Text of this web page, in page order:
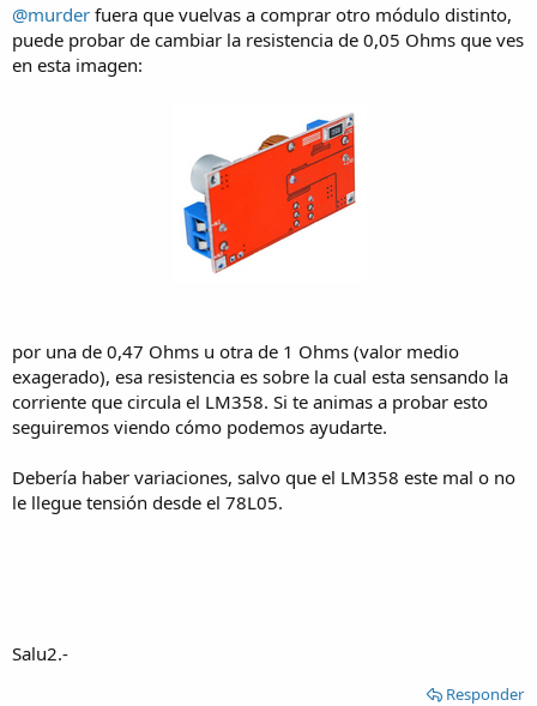
@murder fuera que vuelvas a comprar otro módulo distinto,
puede probar de cambiar la resistencia de 0,05 Ohms que ves
en esta imagen:
por una de 0,47 Ohms u otra de 1 Ohms (valor medio
exagerado), esa resistencia es sobre la cual esta sensando la
corriente que circula el LM358. Si te animas a probar esto
seguiremos viendo cómo podemos ayudarte.
Debería haber variaciones, salvo que el LM358 este mal o no
le llegue tensión desde el 78L05.
Salu2.-
Responder